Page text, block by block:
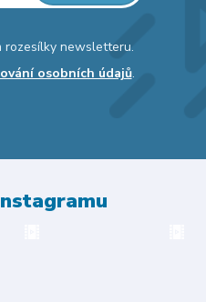
rozesílky newsletteru.
osobních údajů.